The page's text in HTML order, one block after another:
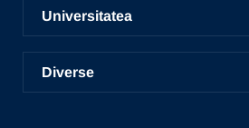
Radio UNSR Bacău
Pregătirea personalului didactic
Învățământ la distanță
Manifestări științifice
Universitatea
Prezentarea Universității
Diverse